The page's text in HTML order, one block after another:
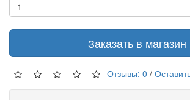
Заказать в магазин
Отзывы: 0 /